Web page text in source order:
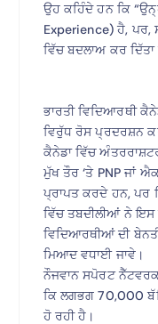
ਉਹ ਕਹਿੰਦੇ ਹਨ ਕਿ
Experience) ਹੈ,
ਵਿੱਚ ਬਦਲਾਅ ਕਰ ਦਿੱਤਾ
ਭਾਰਤੀ ਵਿਦਿਆਰਥੀ
ਵਿਰੁੱਧ ਰੋਸ ਪ੍ਰਦਰਸ਼ਨ
ਕੈਨੇਡਾ ਵਿੱਚ
ਮੁੱਖ ਤੌਰ ‘ਤੇ PNP ਜਾਂ
ਪ੍ਰਾਪਤ ਕਰਦੇ ਹਨ, ਪਰ
ਵਿੱਚ ਤਬਦੀਲੀਆਂ ਨੇ ਇਸ
ਵਿਦਿਆਰਥੀਆਂ ਦੀ
ਮਿਆਦ ਵਧਾਈ ਜਾਵੇ।
ਨੌਜਵਾਨ ਸਪੋਰਟ
ਕਿ ਲਗਭਗ 70,000
ਹੋ ਰਹੀ ਹੈ।